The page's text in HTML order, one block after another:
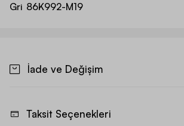
Gri 86K992-M19
İade ve Değişim
Taksit Seçenekleri